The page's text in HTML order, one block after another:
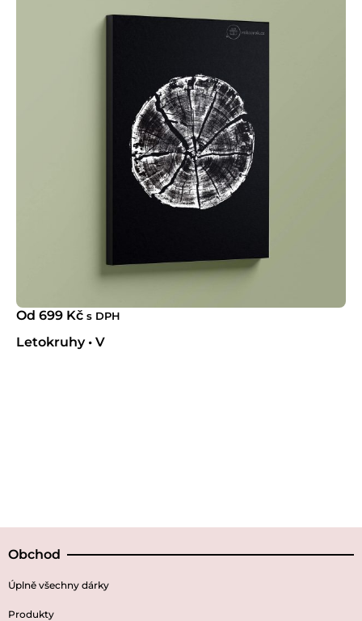
Od 699 Kč s DPH
Letokruhy • V
Obchod
Úplně všechny dárky
Produkty